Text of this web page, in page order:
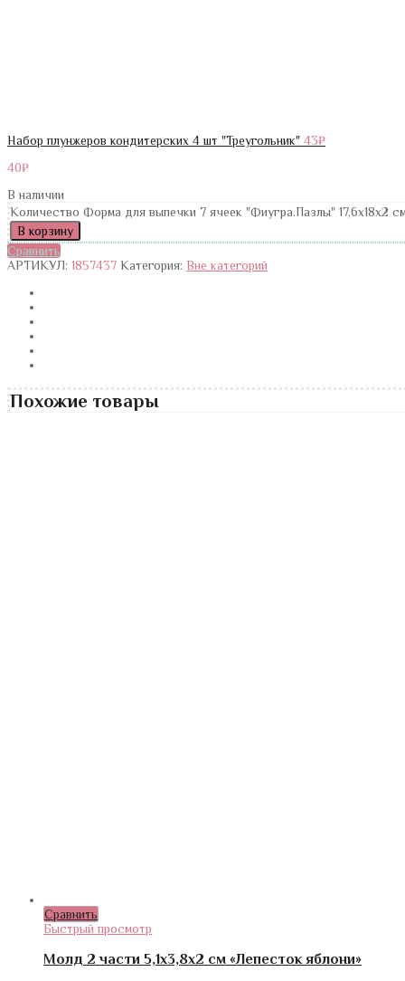
Набор плунжеров кондитерских 4 шт "Треугольник" 43₽
40₽
В наличии
Количество Форма для выпечки 7 ячеек "Фиугра.Пазлы" 17,6х18х2
В корзину
Сравнить
АРТИКУЛ: 1857437 Категория: Вне категорий
Похожие товары
Сравнить
Быстрый просмотр
Молд 2 части 5,1х3,8х2 см «Лепесток яблони»